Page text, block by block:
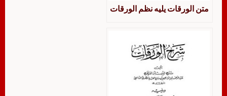
متن الورقات يليه نظم الورقات